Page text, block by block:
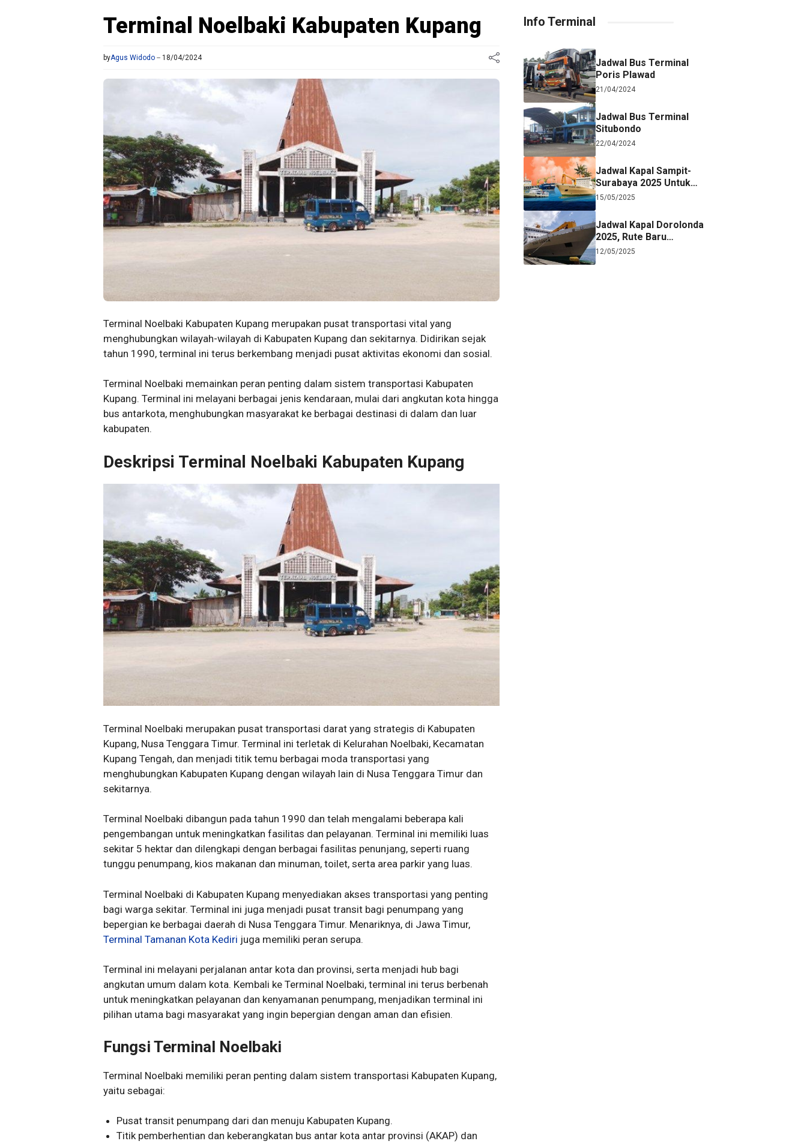
Terminal Noelbaki Kabupaten Kupang
byAgus Widodo 18/04/2024
Terminal Noelbaki Kabupaten Kupang merupakan pusat transportasi vital yang
menghubungkan wilayah-wilayah di Kabupaten Kupang dan sekitarnya. Didirikan sejak
tahun 1990, terminal ini terus berkembang menjadi pusat aktivitas ekonomi dan sosial.
Terminal Noelbaki memainkan peran penting dalam sistem transportasi Kabupaten
Kupang. Terminal ini melayani berbagai jenis kendaraan, mulai dari angkutan kota hingga
bus antarkota, menghubungkan masyarakat ke berbagai destinasi di dalam dan luar
kabupaten.
Deskripsi Terminal Noelbaki Kabupaten Kupang
Terminal Noelbaki merupakan pusat transportasi darat yang strategis di Kabupaten
Kupang, Nusa Tenggara Timur. Terminal ini terletak di Kelurahan Noelbaki, Kecamatan
Kupang Tengah, dan menjadi titik temu berbagai moda transportasi yang
menghubungkan Kabupaten Kupang dengan wilayah lain di Nusa Tenggara Timur dan
sekitarnya.
Terminal Noelbaki dibangun pada tahun 1990 dan telah mengalami beberapa kali
pengembangan untuk meningkatkan fasilitas dan pelayanan. Terminal ini memiliki luas
sekitar 5 hektar dan dilengkapi dengan berbagai fasilitas penunjang, seperti ruang
tunggu penumpang, kios makanan dan minuman, toilet, serta area parkir yang luas.
Terminal Noelbaki di Kabupaten Kupang menyediakan akses transportasi yang penting
bagi warga sekitar. Terminal ini juga menjadi pusat transit bagi penumpang yang
bepergian ke berbagai daerah di Nusa Tenggara Timur. Menariknya, di Jawa Timur,
Terminal Tamanan Kota Kediri juga memiliki peran serupa.
Terminal ini melayani perjalanan antar kota dan provinsi, serta menjadi hub bagi
angkutan umum dalam kota. Kembali ke Terminal Noelbaki, terminal ini terus berbenah
untuk meningkatkan pelayanan dan kenyamanan penumpang, menjadikan terminal ini
pilihan utama bagi masyarakat yang ingin bepergian dengan aman dan efisien.
Fungsi Terminal Noelbaki
Terminal Noelbaki memiliki peran penting dalam sistem transportasi Kabupaten Kupang,
yaitu sebagai:
Pusat transit penumpang dari dan menuju Kabupaten Kupang.
Titik pemberhentian dan keberangkatan bus antar kota antar provinsi (AKAP) dan
Info Terminal
Jadwal Bus Terminal
Poris Plawad
21/04/2024
Jadwal Bus Terminal
Situbondo
22/04/2024
Jadwal Kapal Sampit-
Surabaya 2025 Untuk
Referensi Perjalanan
15/05/2025
Jadwal Kapal Dorolonda
2025, Rute Baru
Surabaya-Jayapura
12/05/2025